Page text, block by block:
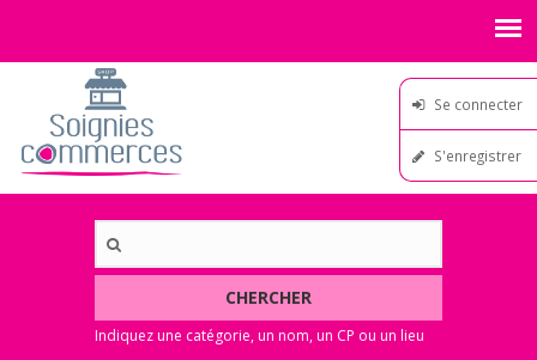
Se connecter
S'enregistrer
CHERCHER